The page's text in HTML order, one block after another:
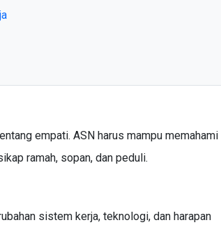
empati. ASN harus mampu memahami
ramah, sopan, dan peduli.
sistem kerja, teknologi, dan harapan